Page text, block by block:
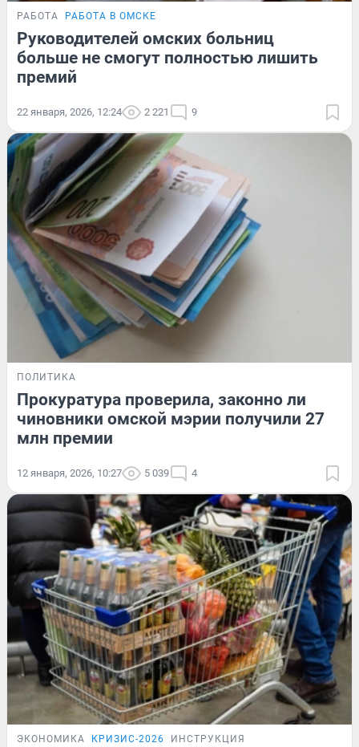
РАБОТА РАБОТА В ОМСКЕ
Руководителей омских больниц
больше не смогут полностью лишить
премий
22 января, 2026, 12:24 2 221 9
ПОЛИТИКА
Прокуратура проверила, законно ли
чиновники омской мэрии получили 27
млн премии
12 января, 2026, 10:27 5 039 4
ЭКОНОМИКА КРИЗИС-2026 ИНСТРУКЦИЯ